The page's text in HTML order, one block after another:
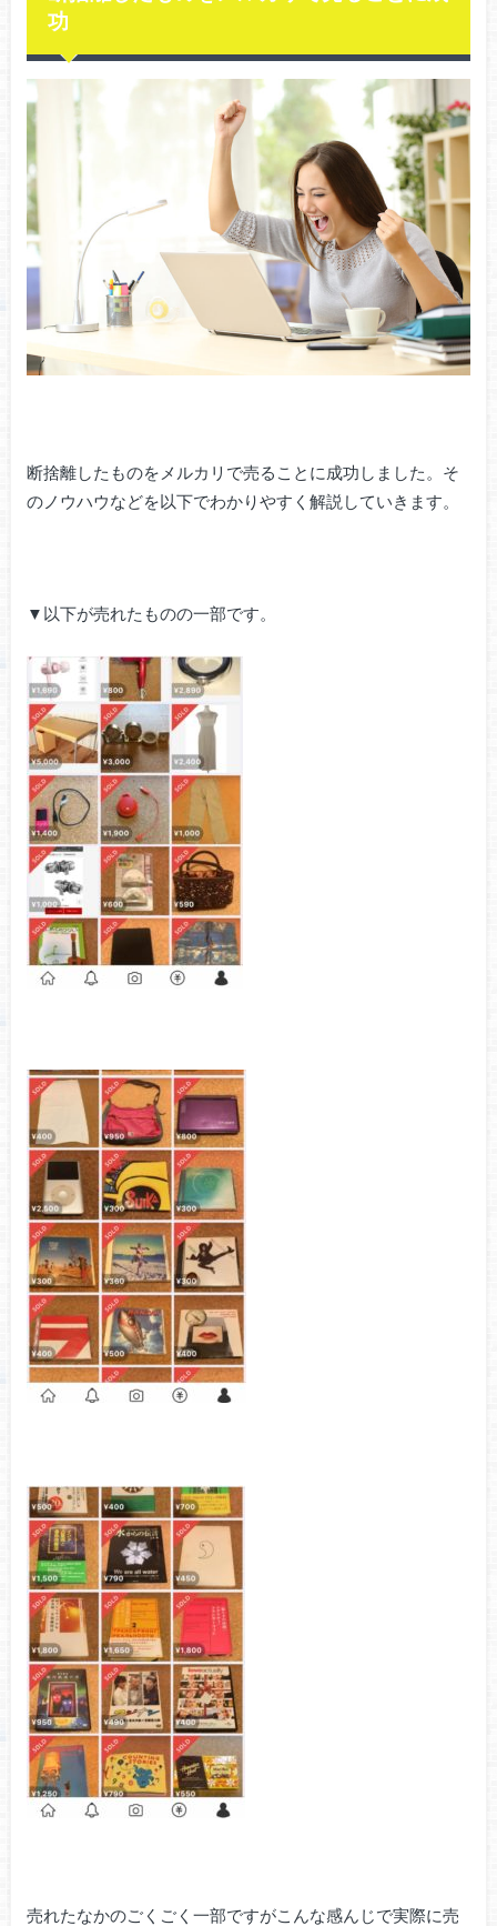
功
断捨離したものをメルカリで売ることに成功しました。そ
のノウハウなどを以下でわかりやすく解説していきます。
▼以下が売れたものの一部です。
売れたなかのごくごく一部ですがこんな感んじで実際に売